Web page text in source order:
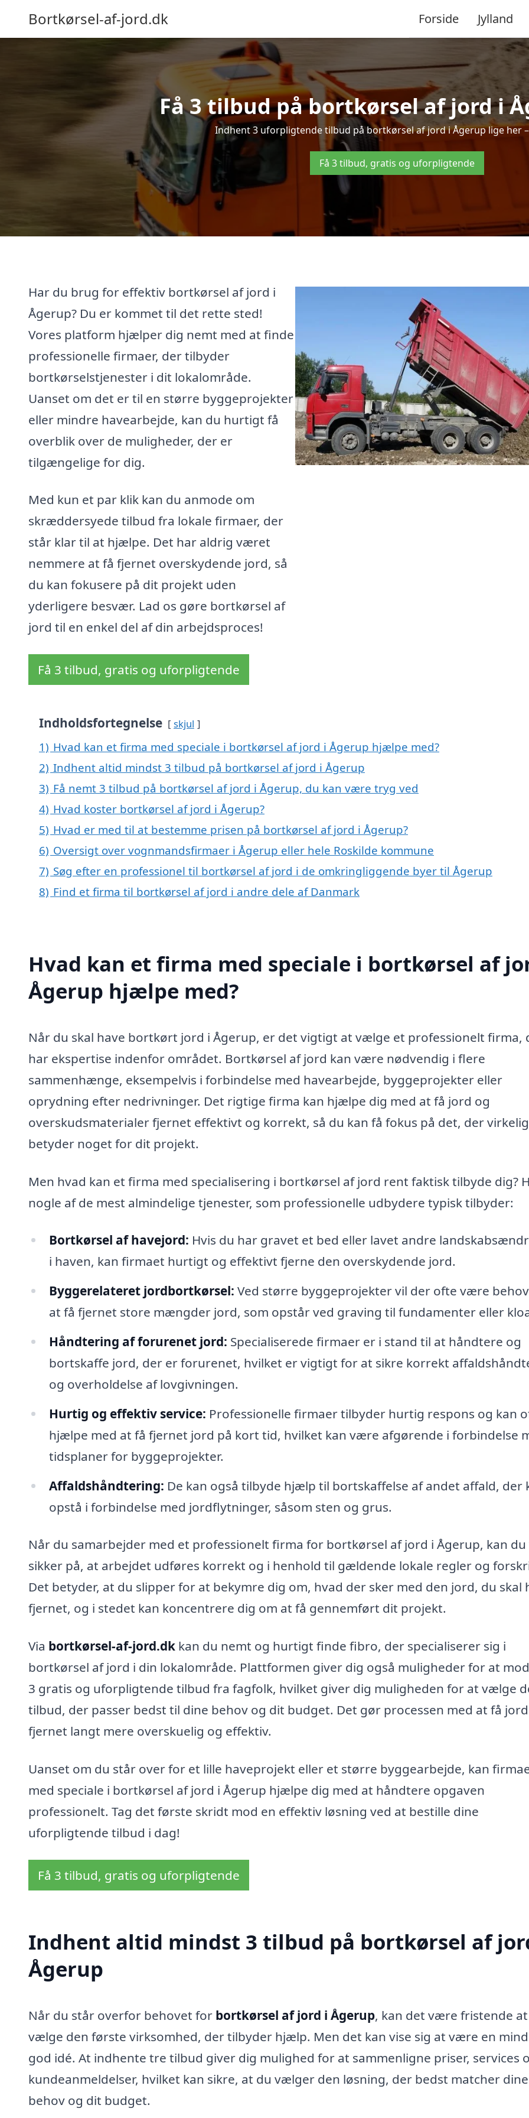
Bortkørsel-af-jord.dk Forside Jylland
Få 3 tilbud på bortkørsel af jord i
Indhent 3 uforpligtende tilbud på bortkørsel af jord i Ågerup lige her
Få 3 tilbud, gratis og uforpligtende
Har du brug for effektiv bortkørsel af jord i
Ågerup? Du er kommet til det rette sted!
Vores platform hjælper dig nemt med at finde
professionelle firmaer, der tilbyder
bortkørselstjenester i dit lokalområde.
Uanset om det er til en større byggeprojekter
eller mindre havearbejde, kan du hurtigt få
overblik over de muligheder, der er
tilgængelige for dig.
Med kun et par klik kan du anmode om
skræddersyede tilbud fra lokale firmaer, der
står klar til at hjælpe. Det har aldrig været
nemmere at få fjernet overskydende jord, så
du kan fokusere på dit projekt uden
yderligere besvær. Lad os gøre bortkørsel af
jord til en enkel del af din arbejdsproces!
Få 3 tilbud, gratis og uforpligtende
Indholdsfortegnelse skjul
1) Hvad kan et firma med speciale i bortkørsel af jord i Ågerup hjælpe med?
2) Indhent altid mindst 3 tilbud på bortkørsel af jord i Ågerup
3) Få nemt 3 tilbud på bortkørsel af jord i Ågerup, du kan være tryg ved
4) Hvad koster bortkørsel af jord i Ågerup?
5) Hvad er med til at bestemme prisen på bortkørsel af jord i Ågerup?
6) Oversigt over vognmandsfirmaer i Ågerup eller hele Roskilde kommune
7) Søg efter en professionel til bortkørsel af jord i de omkringliggende byer til Ågerup
8) Find et firma til bortkørsel af jord i andre dele af Danmark
Hvad kan et firma med speciale i bortkørsel af
Ågerup hjælpe med?
Når du skal have bortkørt jord i Ågerup, er det vigtigt at vælge et professionelt firma,
har ekspertise indenfor området. Bortkørsel af jord kan være nødvendig i flere
sammenhænge, eksempelvis i forbindelse med havearbejde, byggeprojekter eller
oprydning efter nedrivninger. Det rigtige firma kan hjælpe dig med at få jord og
overskudsmaterialer fjernet effektivt og korrekt, så du kan få fokus på det, der virkelig
betyder noget for dit projekt.
Men hvad kan et firma med specialisering i bortkørsel af jord rent faktisk tilbyde dig?
nogle af de mest almindelige tjenester, som professionelle udbydere typisk tilbyder:
Bortkørsel af havejord: Hvis du har gravet et bed eller lavet andre
i haven, kan firmaet hurtigt og effektivt fjerne den overskydende jord.
Byggerelateret jordbortkørsel: Ved større byggeprojekter vil der ofte være
at få fjernet store mængder jord, som opstår ved graving til fundamenter eller
Håndtering af forurenet jord: Specialiserede firmaer er i stand til at håndtere og
bortskaffe jord, der er forurenet, hvilket er vigtigt for at sikre korrekt
og overholdelse af lovgivningen.
Hurtig og effektiv service: Professionelle firmaer tilbyder hurtig respons og kan
hjælpe med at få fjernet jord på kort tid, hvilket kan være afgørende i forbindelse
tidsplaner for byggeprojekter.
Affaldshåndtering: De kan også tilbyde hjælp til bortskaffelse af andet affald, der
opstå i forbindelse med jordflytninger, såsom sten og grus.
Når du samarbejder med et professionelt firma for bortkørsel af jord i Ågerup, kan
sikker på, at arbejdet udføres korrekt og i henhold til gældende lokale regler og
Det betyder, at du slipper for at bekymre dig om, hvad der sker med den jord, du skal
fjernet, og i stedet kan koncentrere dig om at få gennemført dit projekt.
Via bortkørsel-af-jord.dk kan du nemt og hurtigt finde fibro, der specialiserer sig i
bortkørsel af jord i din lokalområde. Plattformen giver dig også muligheder for at
3 gratis og uforpligtende tilbud fra fagfolk, hvilket giver dig muligheden for at vælge
tilbud, der passer bedst til dine behov og dit budget. Det gør processen med at få jord
fjernet langt mere overskuelig og effektiv.
Uanset om du står over for et lille haveprojekt eller et større byggearbejde, kan
med speciale i bortkørsel af jord i Ågerup hjælpe dig med at håndtere opgaven
professionelt. Tag det første skridt mod en effektiv løsning ved at bestille dine
uforpligtende tilbud i dag!
Få 3 tilbud, gratis og uforpligtende
Indhent altid mindst 3 tilbud på bortkørsel af
Ågerup
Når du står overfor behovet for bortkørsel af jord i Ågerup, kan det være fristende at
vælge den første virksomhed, der tilbyder hjælp. Men det kan vise sig at være en
god idé. At indhente tre tilbud giver dig mulighed for at sammenligne priser, services
kundeanmeldelser, hvilket kan sikre, at du vælger den løsning, der bedst matcher dine
behov og dit budget.